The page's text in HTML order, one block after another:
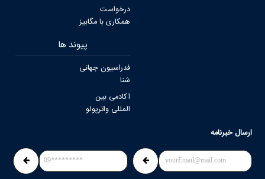
درخواست
همکاری با مگابیز
پیوند ها
فدراسیون جهانی
شنا
آکادمی بین
المللی واترپولو
ارسال خبرنامه